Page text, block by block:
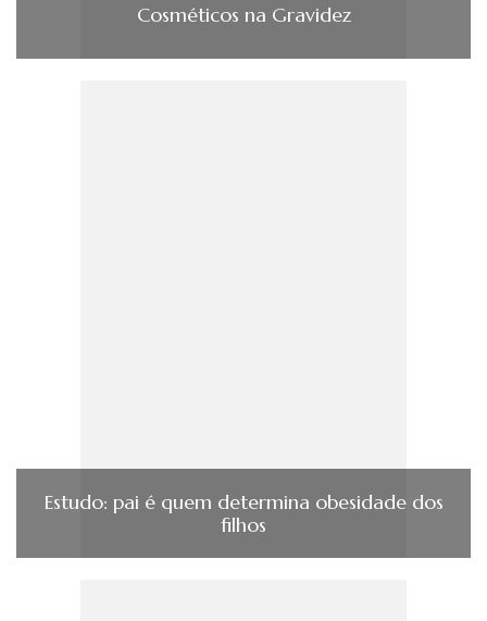
Cosméticos na Gravidez
Estudo: pai é quem determina obesidade dos
filhos